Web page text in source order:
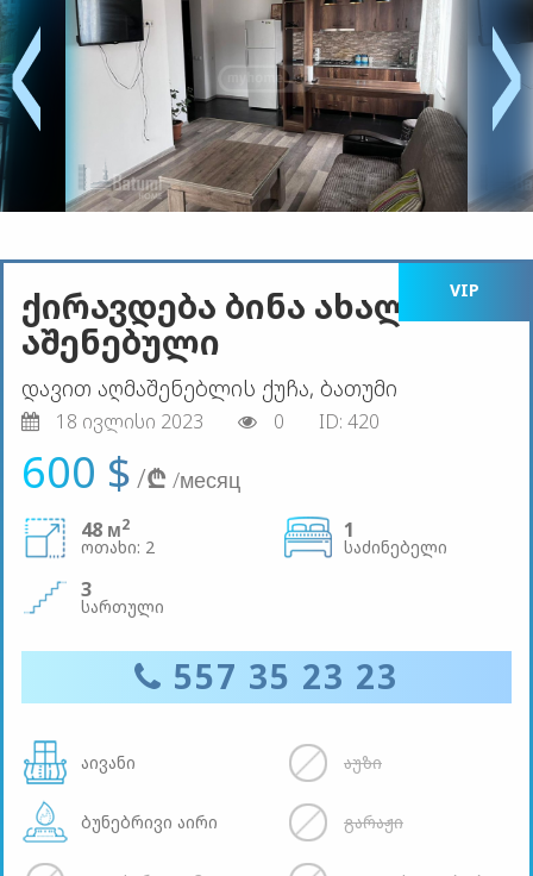
VIP
ქირავდება ბინა ახალი
აშენებული
დავით აღმაშენებლის ქუჩა, ბათუმი
18 ივლისი 2023 0 ID: 420
600 $ /₾ /месяц
48 м2
ოთახი: 2
1
საძინებელი
3
სართული
557 35 23 23
აივანი აუზი
ბუნებრივი აირი გარაჟი